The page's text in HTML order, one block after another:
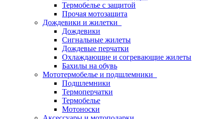
Термобелье с защитой
Прочая мотозащита
Дождевики и жилетки
Дождевики
Сигнальные жилеты
Дождевые перчатки
Охлаждающие и согревающие жилеты
Бахилы на обувь
Мототермобелье и подшлемники
Подшлемники
Термоперчатки
Термобелье
Мотоноски